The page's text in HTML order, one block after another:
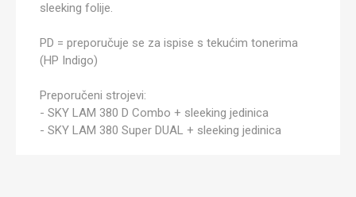
sleeking folije.
PD = preporučuje se za ispise s tekućim tonerima
(HP Indigo)
Preporučeni strojevi:
- SKY LAM 380 D Combo + sleeking jedinica
- SKY LAM 380 Super DUAL + sleeking jedinica